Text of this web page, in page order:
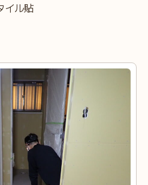
イル貼